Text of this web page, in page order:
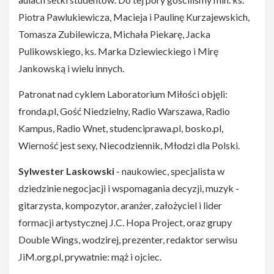
Piotra Pawlukiewicza, Macieja i Paulinę Kurzajewskich,
Tomasza Zubilewicza, Michała Piekarę, Jacka
Pulikowskiego, ks. Marka Dziewieckiego i Mirę
Jankowską i wielu innych.
Patronat nad cyklem Laboratorium Miłości objęli:
fronda.pl, Gość Niedzielny, Radio Warszawa, Radio
Kampus, Radio Wnet, studenciprawa.pl, bosko.pl,
Wierność jest sexy, Niecodziennik, Młodzi dla Polski.
Sylwester Laskowski - naukowiec, specjalista w
dziedzinie negocjacji i wspomagania decyzji, muzyk -
gitarzysta, kompozytor, aranżer, założyciel i lider
formacji artystycznej J.C. Hopa Project, oraz grupy
Double Wings, wodzirej, prezenter, redaktor serwisu
JiM.org.pl, prywatnie: mąż i ojciec.